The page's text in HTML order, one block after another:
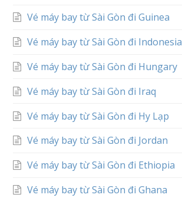
Vé máy bay từ Sài Gòn đi Guinea
Vé máy bay từ Sài Gòn đi Indonesia
Vé máy bay từ Sài Gòn đi Hungary
Vé máy bay từ Sài Gòn đi Iraq
Vé máy bay từ Sài Gòn đi Hy Lạp
Vé máy bay từ Sài Gòn đi Jordan
Vé máy bay từ Sài Gòn đi Ethiopia
Vé máy bay từ Sài Gòn đi Ghana